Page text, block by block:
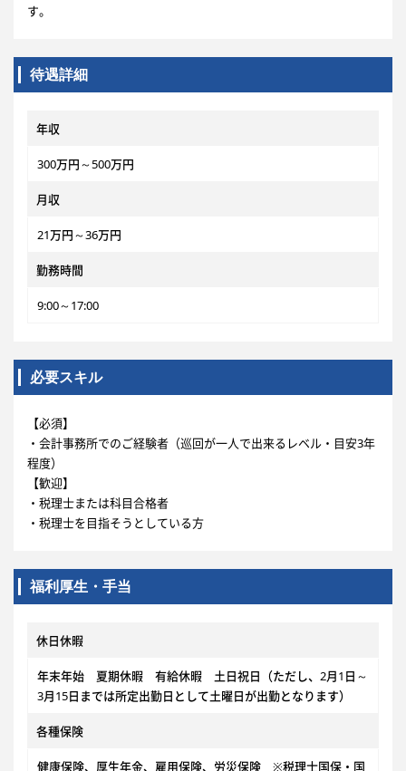
す。
待遇詳細
年収
300万円～500万円
月収
21万円～36万円
勤務時間
9:00～17:00
必要スキル
【必須】
・会計事務所でのご経験者（巡回が一人で出来るレベル・目安3年
程度）
【歓迎】
・税理士または科目合格者
・税理士を目指そうとしている方
福利厚生・手当
休日休暇
年末年始 夏期休暇 有給休暇 土日祝日（ただし、2月1日～
3月15日までは所定出勤日として土曜日が出勤となります）
各種保険
健康保険、厚生年金、雇用保険、労災保険 ※税理士国保・国